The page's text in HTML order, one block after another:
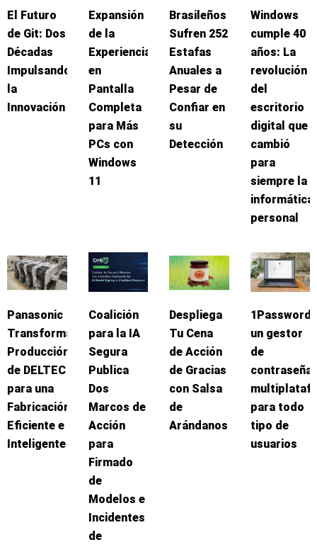
El Futuro
de Git: Dos
Décadas
Impulsando
la
Innovación
Expansión
de la
Experiencia
en
Pantalla
Completa
para Más
PCs con
Windows
11
Brasileños
Sufren 252
Estafas
Anuales a
Pesar de
Confiar en
su
Detección
Windows
cumple 40
años: La
revolución
del
escritorio
digital que
cambió
para
siempre la
informática
personal
Panasonic
Transforma
Producción
de DELTEC
para una
Fabricación
Eficiente e
Inteligente
Coalición
para la IA
Segura
Publica
Dos
Marcos de
Acción
para
Firmado
de
Modelos e
Incidentes
de
Despliega
Tu Cena
de Acción
de Gracias
con Salsa
de
Arándanos
1Password:
un gestor
de
para todo
tipo de
usuarios